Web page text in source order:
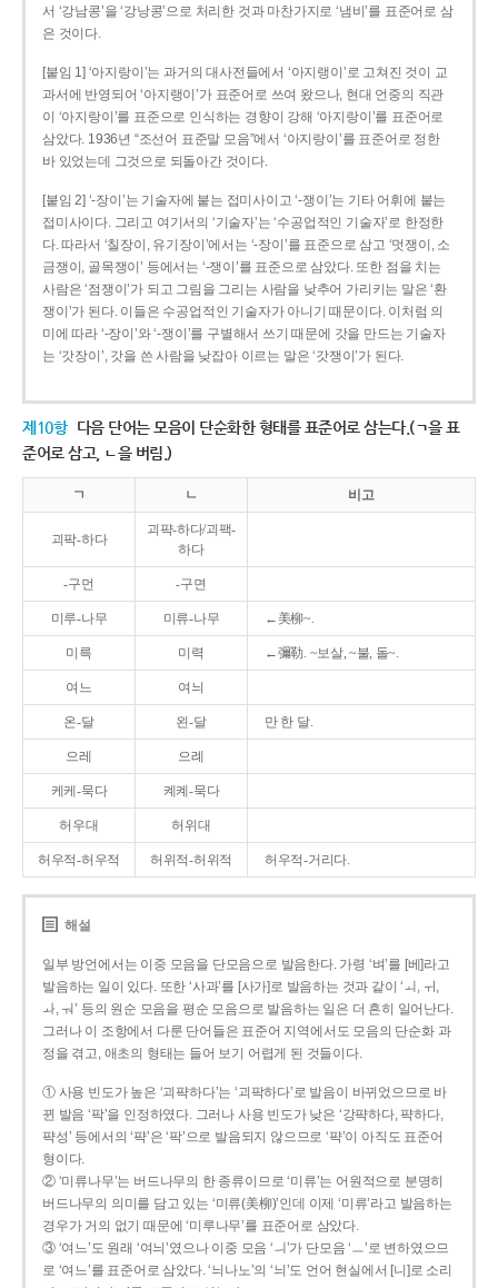
서 ‘강남콩’을 ‘강낭콩’으로 처리한 것과 마찬가지로 ‘냄비’를 표준어로 삼
은 것이다.
[붙임 1] ‘아지랑이’는 과거의 대사전들에서 ‘아지랭이’로 고쳐진 것이 교
과서에 반영되어 ‘아지랭이’가 표준어로 쓰여 왔으나, 현대 언중의 직관
이 ‘아지랑이’를 표준으로 인식하는 경향이 강해 ‘아지랑이’를 표준어로
삼았다. 1936년 “조선어 표준말 모음”에서 ‘아지랑이’를 표준어로 정한
바 있었는데 그것으로 되돌아간 것이다.
[붙임 2] ‘-장이’는 기술자에 붙는 접미사이고 ‘-쟁이’는 기타 어휘에 붙는
접미사이다. 그리고 여기서의 ‘기술자’는 ‘수공업적인 기술자’로 한정한
다. 따라서 ‘칠장이, 유기장이’에서는 ‘-장이’를 표준으로 삼고 ‘멋쟁이, 소
금쟁이, 골목쟁이’ 등에서는 ‘-쟁이’를 표준으로 삼았다. 또한 점을 치는
사람은 ‘점쟁이’가 되고 그림을 그리는 사람을 낮추어 가리키는 말은 ‘환
쟁이’가 된다. 이들은 수공업적인 기술자가 아니기 때문이다. 이처럼 의
미에 따라 ‘-장이’와 ‘-쟁이’를 구별해서 쓰기 때문에 갓을 만드는 기술자
는 ‘갓장이’, 갓을 쓴 사람을 낮잡아 이르는 말은 ‘갓쟁이’가 된다.
제10항 다음 단어는 모음이 단순화한 형태를 표준어로 삼는다.(ㄱ을 표
준어로 삼고, ㄴ을 버림.)
ㄱ ㄴ 비고
괴팍-하다
괴퍅-하다/괴팩-
하다
-구먼 -구면
미루-나무 미류-나무 ←美柳~.
미륵 미력 ←彌勒. ~보살, ~불, 돌~.
여느 여늬
온-달 왼-달 만 한 달.
으레 으례
케케-묵다 켸켸-묵다
허우대 허위대
허우적-허우적 허위적-허위적 허우적-거리다.
해설
일부 방언에서는 이중 모음을 단모음으로 발음한다. 가령 ‘벼’를 [베]라고
발음하는 일이 있다. 또한 ‘사과’를 [사가]로 발음하는 것과 같이 ‘ㅚ, ㅟ,
ㅘ, ㅝ’ 등의 원순 모음을 평순 모음으로 발음하는 일은 더 흔히 일어난다.
그러나 이 조항에서 다룬 단어들은 표준어 지역에서도 모음의 단순화 과
정을 겪고, 애초의 형태는 들어 보기 어렵게 된 것들이다.
① 사용 빈도가 높은 ‘괴퍅하다’는 ‘괴팍하다’로 발음이 바뀌었으므로 바
뀐 발음 ‘팍’을 인정하였다. 그러나 사용 빈도가 낮은 ‘강퍅하다, 퍅하다,
퍅성’ 등에서의 ‘퍅’은 ‘팍’으로 발음되지 않으므로 ‘퍅’이 아직도 표준어
형이다.
② ‘미류나무’는 버드나무의 한 종류이므로 ‘미류’는 어원적으로 분명히
버드나무의 의미를 담고 있는 ‘미류(美柳)’인데 이제 ‘미류’라고 발음하는
경우가 거의 없기 때문에 ‘미루나무’를 표준어로 삼았다.
③ ‘여느’도 원래 ‘여늬’였으나 이중 모음 ‘ㅢ’가 단모음 ‘ㅡ’로 변하였으므
로 ‘여느’를 표준어로 삼았다. ‘늬나노’의 ‘늬’도 언어 현실에서 [니]로 소리